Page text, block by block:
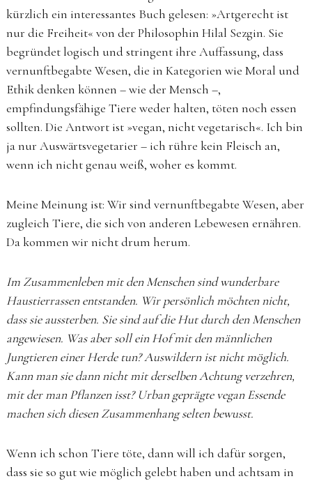
kürzlich ein interessantes Buch gelesen: »Artgerecht ist
nur die Freiheit« von der Philosophin Hilal Sezgin. Sie
begründet logisch und stringent ihre Auffassung, dass
vernunftbegabte Wesen, die in Kategorien wie Moral und
Ethik denken können – wie der Mensch –,
empfindungsfähige Tiere weder halten, töten noch essen
sollten. Die Antwort ist »vegan, nicht vegetarisch«. Ich bin
ja nur Auswärtsvegetarier – ich rühre kein Fleisch an,
wenn ich nicht genau weiß, woher es kommt.
Meine Meinung ist: Wir sind vernunftbegabte Wesen, aber
zugleich Tiere, die sich von anderen Lebewesen ernähren.
Da kommen wir nicht drum herum.
Im Zusammenleben mit den Menschen sind wunderbare
Haustierrassen entstanden. Wir persönlich möchten nicht,
dass sie aussterben. Sie sind auf die Hut durch den Menschen
angewiesen. Was aber soll ein Hof mit den männlichen
Jungtieren einer Herde tun? Auswildern ist nicht möglich.
Kann man sie dann nicht mit derselben Achtung verzehren,
mit der man Pflanzen isst? Urban geprägte vegan Essende
machen sich diesen Zusammenhang selten bewusst.
Wenn ich schon Tiere töte, dann will ich dafür sorgen,
dass sie so gut wie möglich gelebt haben und achtsam in